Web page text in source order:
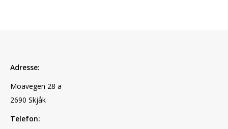
Adresse:
Moavegen 28 a
2690 Skjåk
Telefon: